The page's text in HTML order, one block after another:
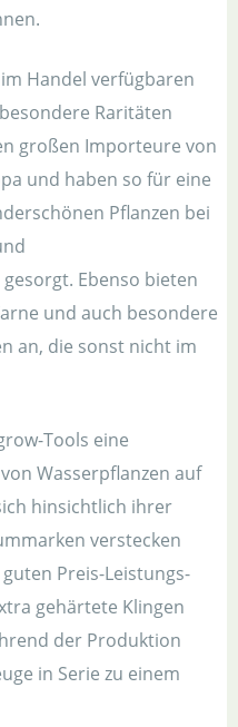
Handel verfügbaren
Raritäten
großen Importeure von
und haben so für eine
Pflanzen bei
Ebenso bieten
und auch besondere
an, die sonst nicht im
Tools eine
Wasserpflanzen auf
hinsichtlich ihrer
verstecken
Preis-Leistungs-
gehärtete Klingen
der Produktion
in Serie zu einem